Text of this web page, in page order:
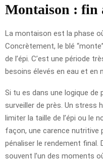
Montaison : fin
La montaison est la phase
Concrètement, le blé
de l’épi. C’est une période
besoins élevés en eau et en
Si tu es dans une logique de
surveiller de près. Un stress
limiter la taille de l’épi ou le
façon, une carence
pénaliser le rendement
souvent l’un des moments